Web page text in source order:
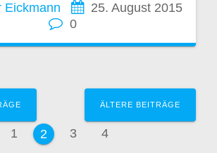
Eickmann
25. August 2015
0
Seite
1 Seite
2 Seite
3 Seite
4
ÄLTERE BEITRÄGE